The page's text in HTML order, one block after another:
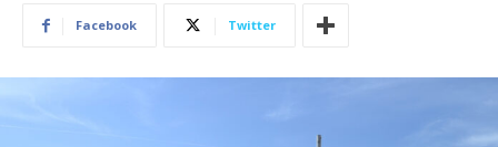
Facebook Twitter